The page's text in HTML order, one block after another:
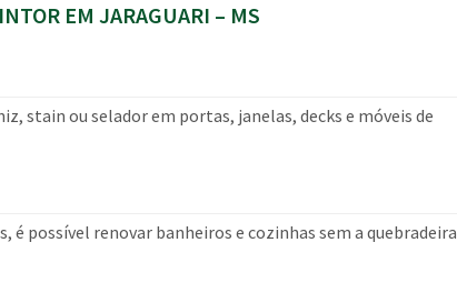
EM JARAGUARI – MS
stain ou selador em portas, janelas, decks e móveis de
é possível renovar banheiros e cozinhas sem a quebradeira